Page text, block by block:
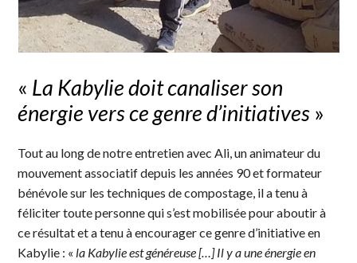
« La Kabylie doit canaliser son
énergie vers ce genre d’initiatives »
Tout au long de notre entretien avec Ali, un animateur du
mouvement associatif depuis les années 90 et formateur
bénévole sur les techniques de compostage, il a tenu à
féliciter toute personne qui s’est mobilisée pour aboutir à
ce résultat et a tenu à encourager ce genre d’initiative en
Kabylie : « la Kabylie est généreuse […] Il y a une énergie en